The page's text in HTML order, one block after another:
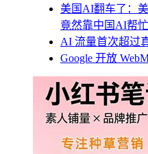
美国AI翻车了：
竟然靠中国AI帮
AI 流量首次超过
Google 开放